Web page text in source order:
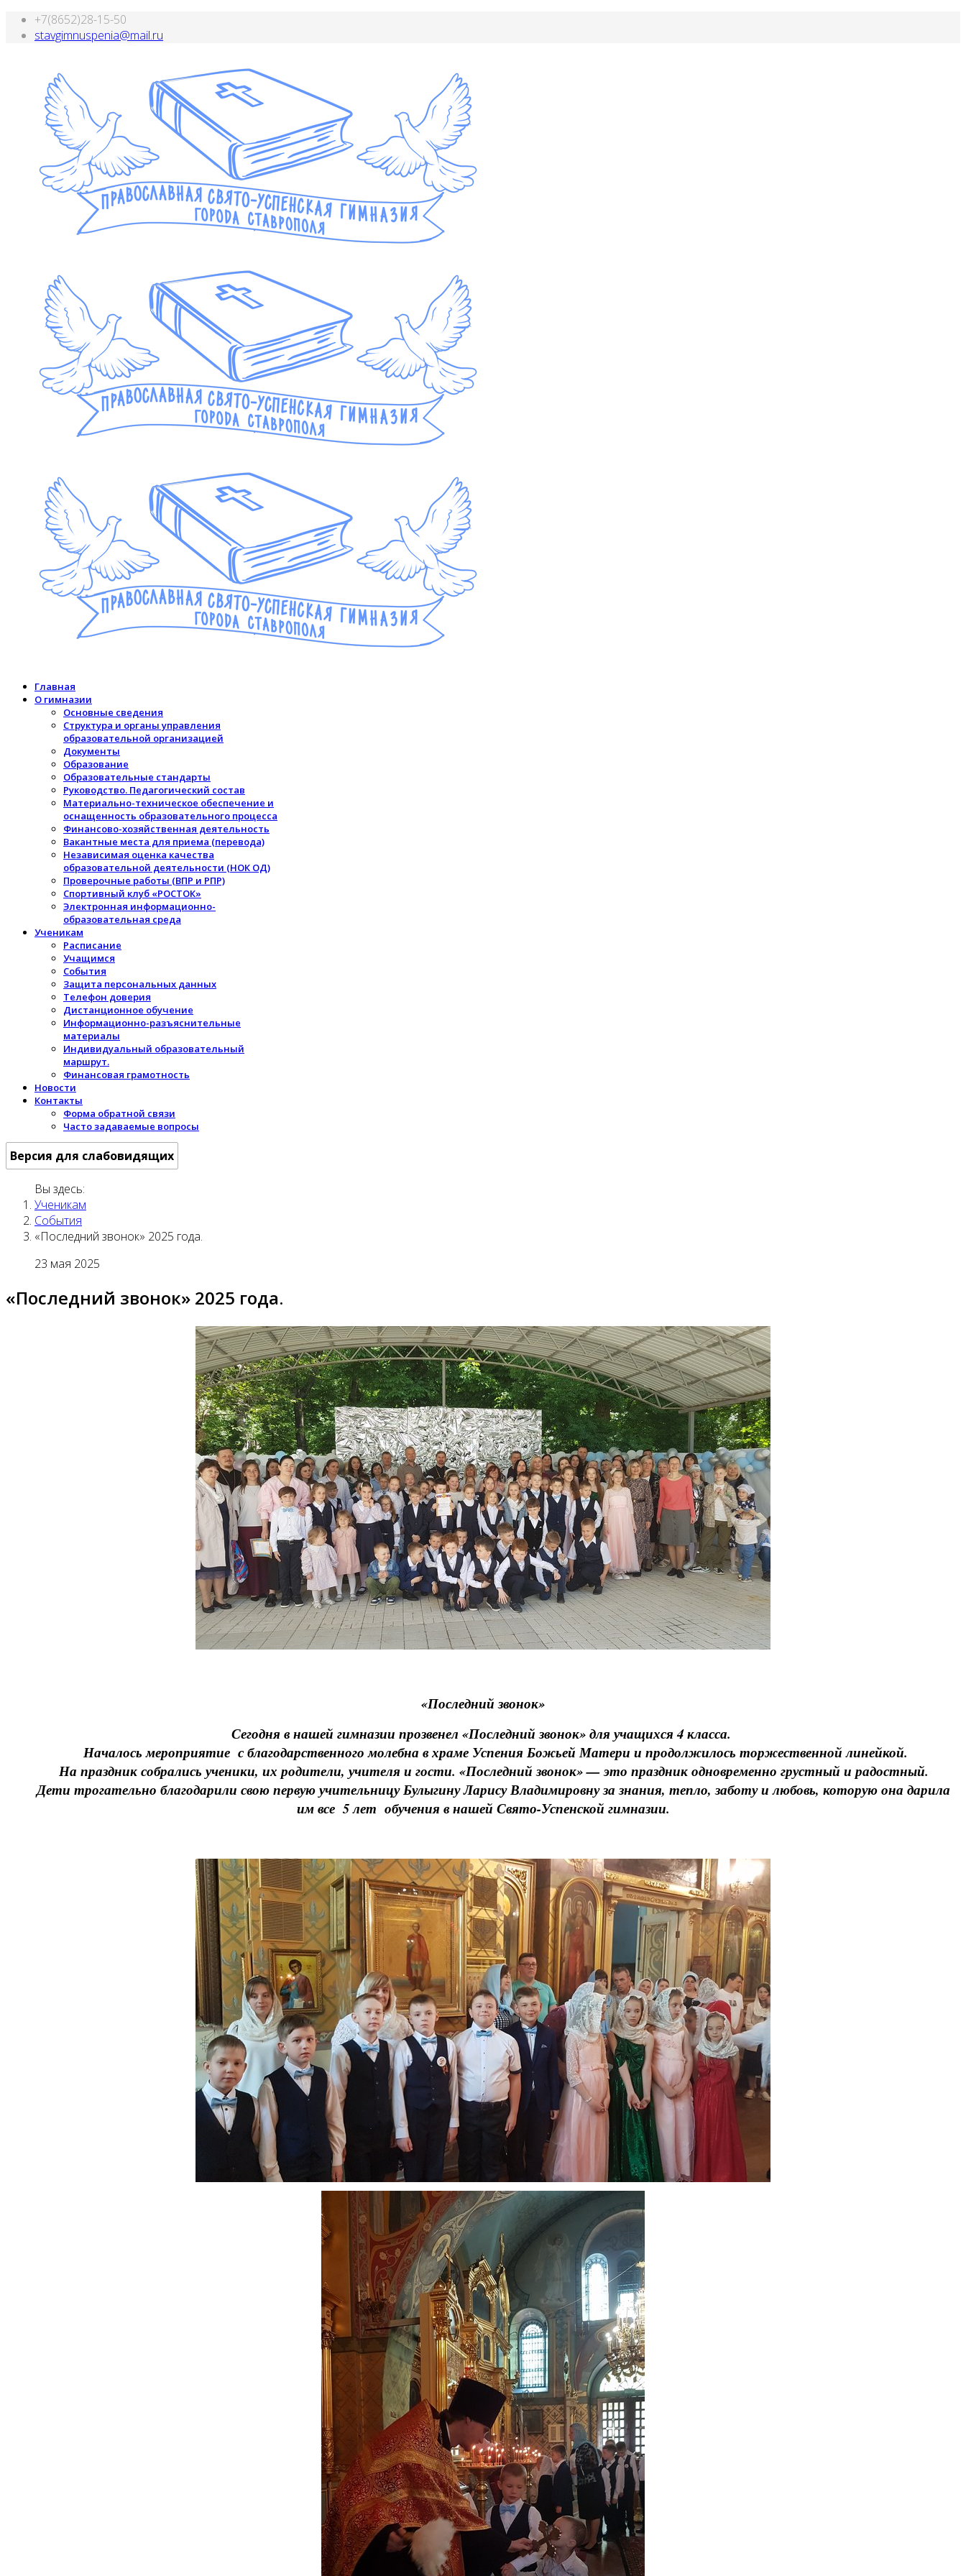
+7(8652)28-15-50
stavgimnuspenia@mail.ru
Главная
О гимназии
Основные сведения
Структура и органы управления
образовательной организацией
Документы
Образование
Образовательные стандарты
Руководство. Педагогический состав
Материально-техническое обеспечение и
оснащенность образовательного процесса
Финансово-хозяйственная деятельность
Вакантные места для приема (перевода)
Независимая оценка качества
образовательной деятельности (НОК ОД)
Проверочные работы (ВПР и РПР)
Спортивный клуб «РОСТОК»
Электронная информационно-
образовательная среда
Ученикам
Расписание
Учащимся
События
Защита персональных данных
Телефон доверия
Дистанционное обучение
Информационно-разъяснительные
материалы
Индивидуальный образовательный
маршрут.
Финансовая грамотность
Новости
Контакты
Форма обратной связи
Часто задаваемые вопросы
Версия для слабовидящих
Вы здесь:
Ученикам
События
«Последний звонок» 2025 года.
23 мая 2025
«Последний звонок» 2025 года.
«Последний звонок»
Сегодня в нашей гимназии прозвенел «Последний звонок» для учащихся 4 класса.
Началось мероприятие с благодарственного молебна в храме Успения Божьей Матери и продолжилось торжественной линейкой.
На праздник собрались ученики, их родители, учителя и гости. «Последний звонок» — это праздник одновременно грустный и радостный.
Дети трогательно благодарили свою первую учительницу Булыгину Ларису Владимировну за знания, тепло, заботу и любовь, которую она дарила
им все 5 лет обучения в нашей Свято-Успенской гимназии.